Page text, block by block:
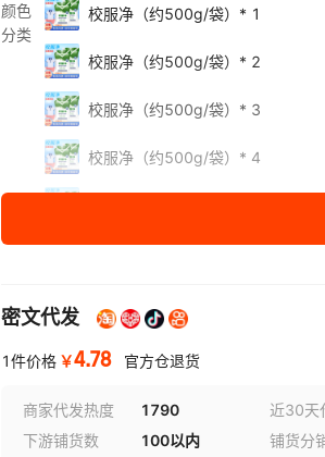
颜色
分类
校服净（约500g/袋）* 1
校服净（约500g/袋）* 2
校服净（约500g/袋）* 3
校服净（约500g/袋）* 4
密文代发
1件价格 ￥4.78 官方仓退货
商家代发热度 1790 近30天
下游铺货数
100以内 铺货分